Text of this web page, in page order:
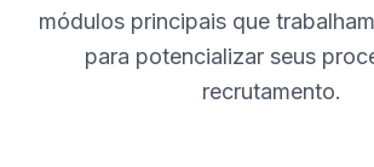
módulos principais que
para potencializar seus
recrutamento.